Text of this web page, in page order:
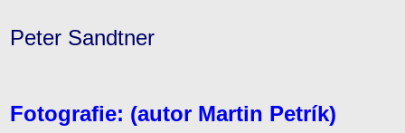
Peter Sandtner
Fotografie: (autor Martin Petrík)